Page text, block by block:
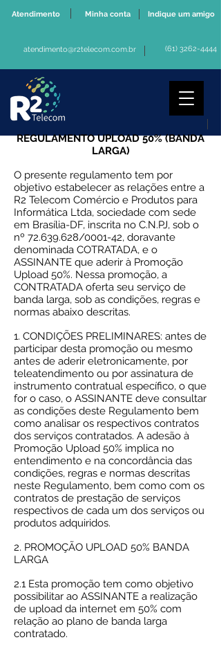
Atendimento Minha conta Indique um amigo
atendimento@r2telecom.com.br (61) 3262-4444
REGULAMENTO UPLOAD 50% (BANDA
LARGA)
O presente regulamento tem por
objetivo estabelecer as relações entre a
R2 Telecom Comércio e Produtos para
Informática Ltda, sociedade com sede
em Brasília-DF, inscrita no C.N.PJ, sob o
nº 72.639.628/0001-42, doravante
denominada COTRATADA, e o
ASSINANTE que aderir à Promoção
Upload 50%. Nessa promoção, a
CONTRATADA oferta seu serviço de
banda larga, sob as condições, regras e
normas abaixo descritas.
1. CONDIÇÕES PRELIMINARES: antes de
participar desta promoção ou mesmo
antes de aderir eletronicamente, por
teleatendimento ou por assinatura de
instrumento contratual específico, o que
for o caso, o ASSINANTE deve consultar
as condições deste Regulamento bem
como analisar os respectivos contratos
dos serviços contratados. A adesão à
Promoção Upload 50% implica no
entendimento e na concordância das
condições, regras e normas descritas
neste Regulamento, bem como com os
contratos de prestação de serviços
respectivos de cada um dos serviços ou
produtos adquiridos.
2. PROMOÇÃO UPLOAD 50% BANDA
LARGA
2.1 Esta promoção tem como objetivo
possibilitar ao ASSINANTE a realização
de upload da internet em 50% com
relação ao plano de banda larga
contratado.